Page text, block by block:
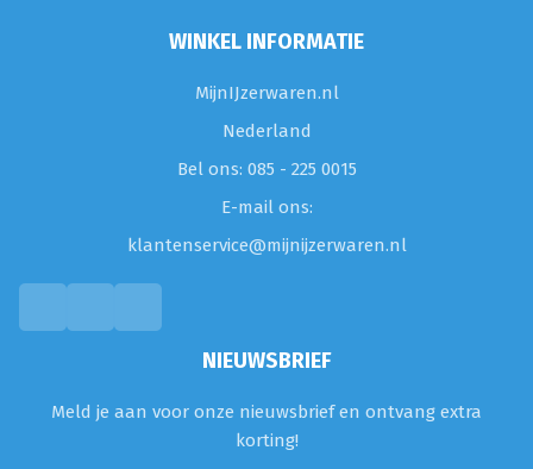
WINKEL INFORMATIE
MijnIJzerwaren.nl
Nederland
Bel ons: 085 - 225 0015
E-mail ons:
klantenservice@mijnijzerwaren.nl
NIEUWSBRIEF
Meld je aan voor onze nieuwsbrief en ontvang extra
korting!